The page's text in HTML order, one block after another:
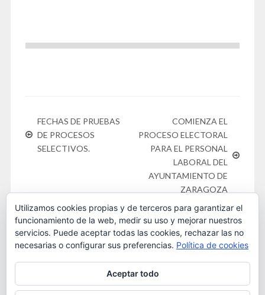
FECHAS DE PRUEBAS
DE PROCESOS
SELECTIVOS.
COMIENZA EL
PROCESO ELECTORAL
PARA EL PERSONAL
LABORAL DEL
AYUNTAMIENTO DE
ZARAGOZA
Este obra está bajo unalicencia de Creative Commons
Reconocimiento-NoComercial 4.0 Internacional. 2016
Utilizamos cookies propias y de terceros para garantizar el
funcionamiento de la web, medir su uso y mejorar nuestros
servicios. Puede aceptar todas las cookies, rechazar las no
necesarias o configurar sus preferencias. Política de cookies
Aceptar todo